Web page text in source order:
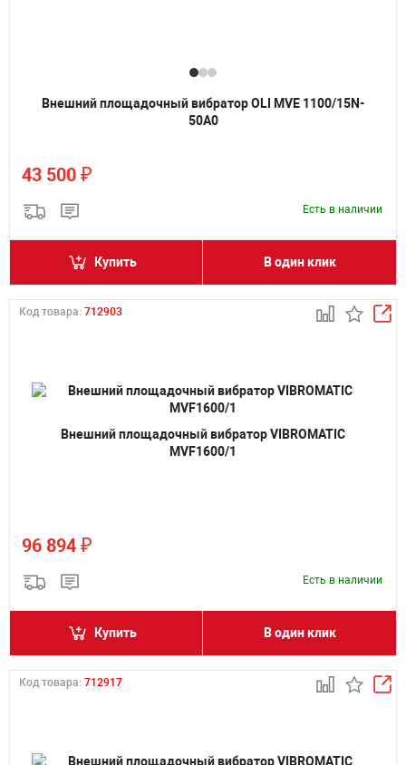
Внешний площадочный вибратор OLI MVE 1100/15N-
50A0
43 500 ₽
Есть в наличии
Купить В один клик
Код товара: 712903
Внешний площадочный вибратор VIBROMATIC
MVF1600/1
96 894 ₽
Есть в наличии
Купить В один клик
Код товара: 712917